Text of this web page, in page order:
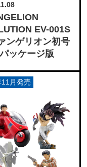
EV-001S
ンゲリオン初号
ッケージ版
月発売